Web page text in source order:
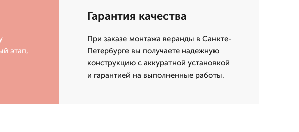
этап,
Гарантия качества
При заказе монтажа веранды в Санкте-
Петербурге вы получаете надежную
конструкцию с аккуратной установкой
и гарантией на выполненные работы.